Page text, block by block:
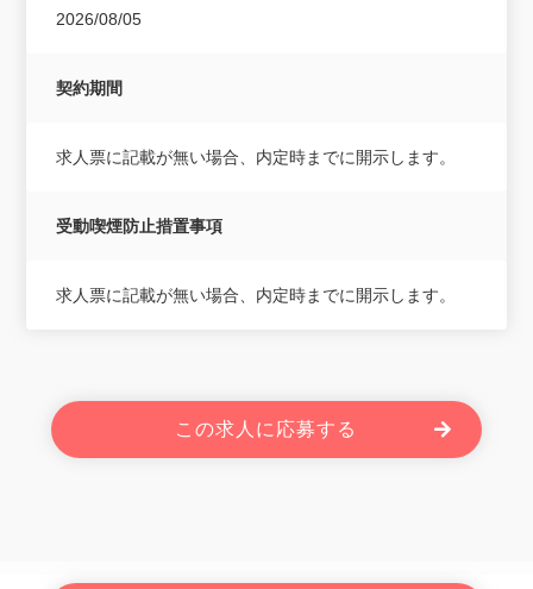
2026/08/05
契約期間
求人票に記載が無い場合、内定時までに開示します。
受動喫煙防止措置事項
求人票に記載が無い場合、内定時までに開示します。
この求人に応募する